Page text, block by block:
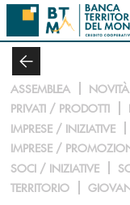
Salta al contenuto principale
ASSEMBLEA NOVITÀ
PRIVATI / PRODOTTI
IMPRESE / INIZIATIVE
IMPRESE /
SOCI / INIZIATIVE
TERRITORIO